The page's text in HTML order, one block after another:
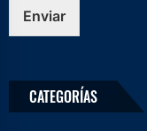
Enviar
CATEGORÍAS